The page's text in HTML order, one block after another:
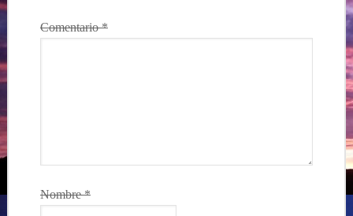
Comentario*
Nombre*